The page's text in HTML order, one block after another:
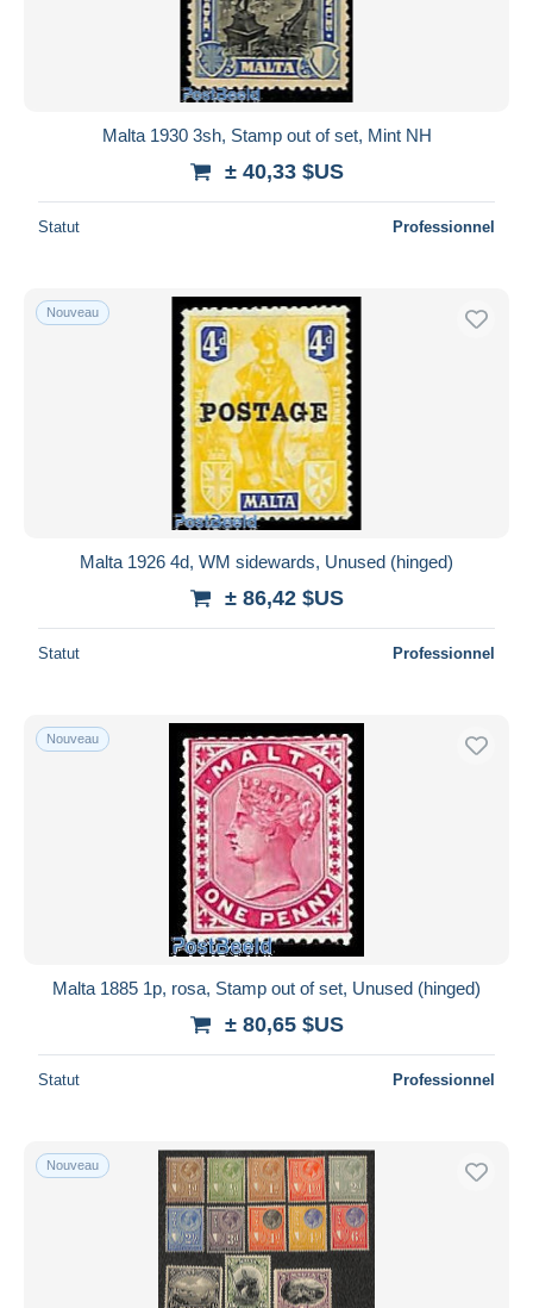
Malta 1930 3sh, Stamp out of set, Mint NH
± 40,33 $US
Statut Professionnel
Nouveau
Malta 1926 4d, WM sidewards, Unused (hinged)
± 86,42 $US
Statut Professionnel
Nouveau
Malta 1885 1p, rosa, Stamp out of set, Unused (hinged)
± 80,65 $US
Statut Professionnel
Nouveau